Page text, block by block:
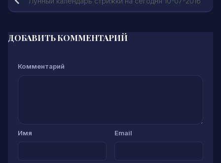
ДОБАВИТЬ КОММЕНТАРИЙ
Комментарий
Имя Email